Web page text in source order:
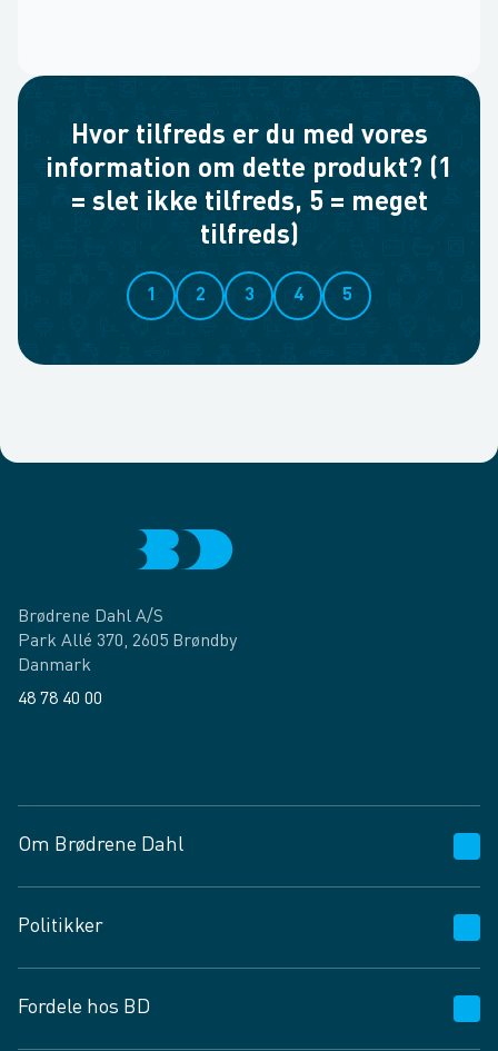
Hvor tilfreds er du med vores
information om dette produkt? (1
= slet ikke tilfreds, 5 = meget
tilfreds)
1 2 3 4 5
Brødrene Dahl A/S
Park Allé 370, 2605 Brøndby
Danmark
48 78 40 00
Om Brødrene Dahl
Vagttelefon 30 10 89 89
Spørgsmål og svar
Job og karriere
Politikker
Privatlivspolitik
Fordele hos BD